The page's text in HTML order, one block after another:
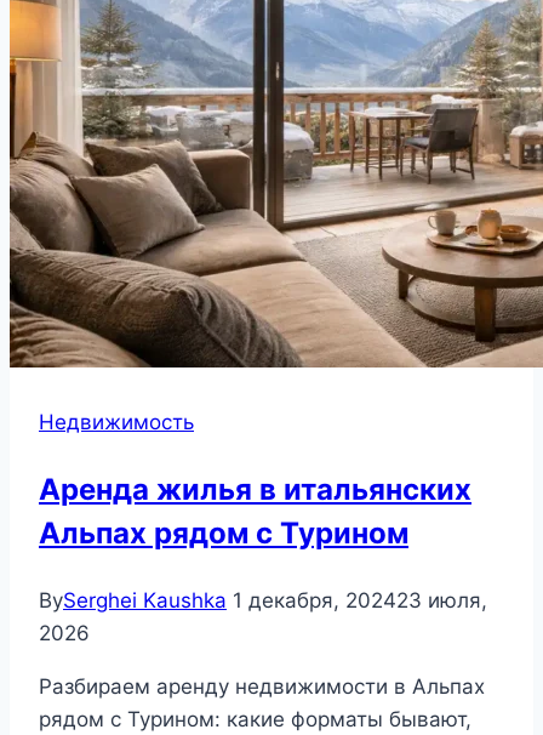
Недвижимость
Аренда жилья в итальянских
Альпах рядом с Турином
BySerghei Kaushka 1 декабря, 202423 июля,
2026
Разбираем аренду недвижимости в Альпах
рядом с Турином: какие форматы бывают,